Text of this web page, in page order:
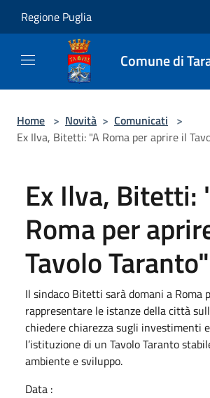
Regione Puglia
Comune di
Home > Novità > Comunicati >
Ex Ilva, Bitetti: "A Roma per aprire il
Ex Ilva, Bitetti:
Roma per
Tavolo Taranto"
Il sindaco Bitetti sarà domani a Roma
rappresentare le istanze della città
chiedere chiarezza sugli investimenti
l’istituzione di un Tavolo Taranto
ambiente e sviluppo.
Data :